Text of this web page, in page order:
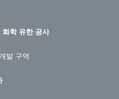
화학 유한 공사
발 구역